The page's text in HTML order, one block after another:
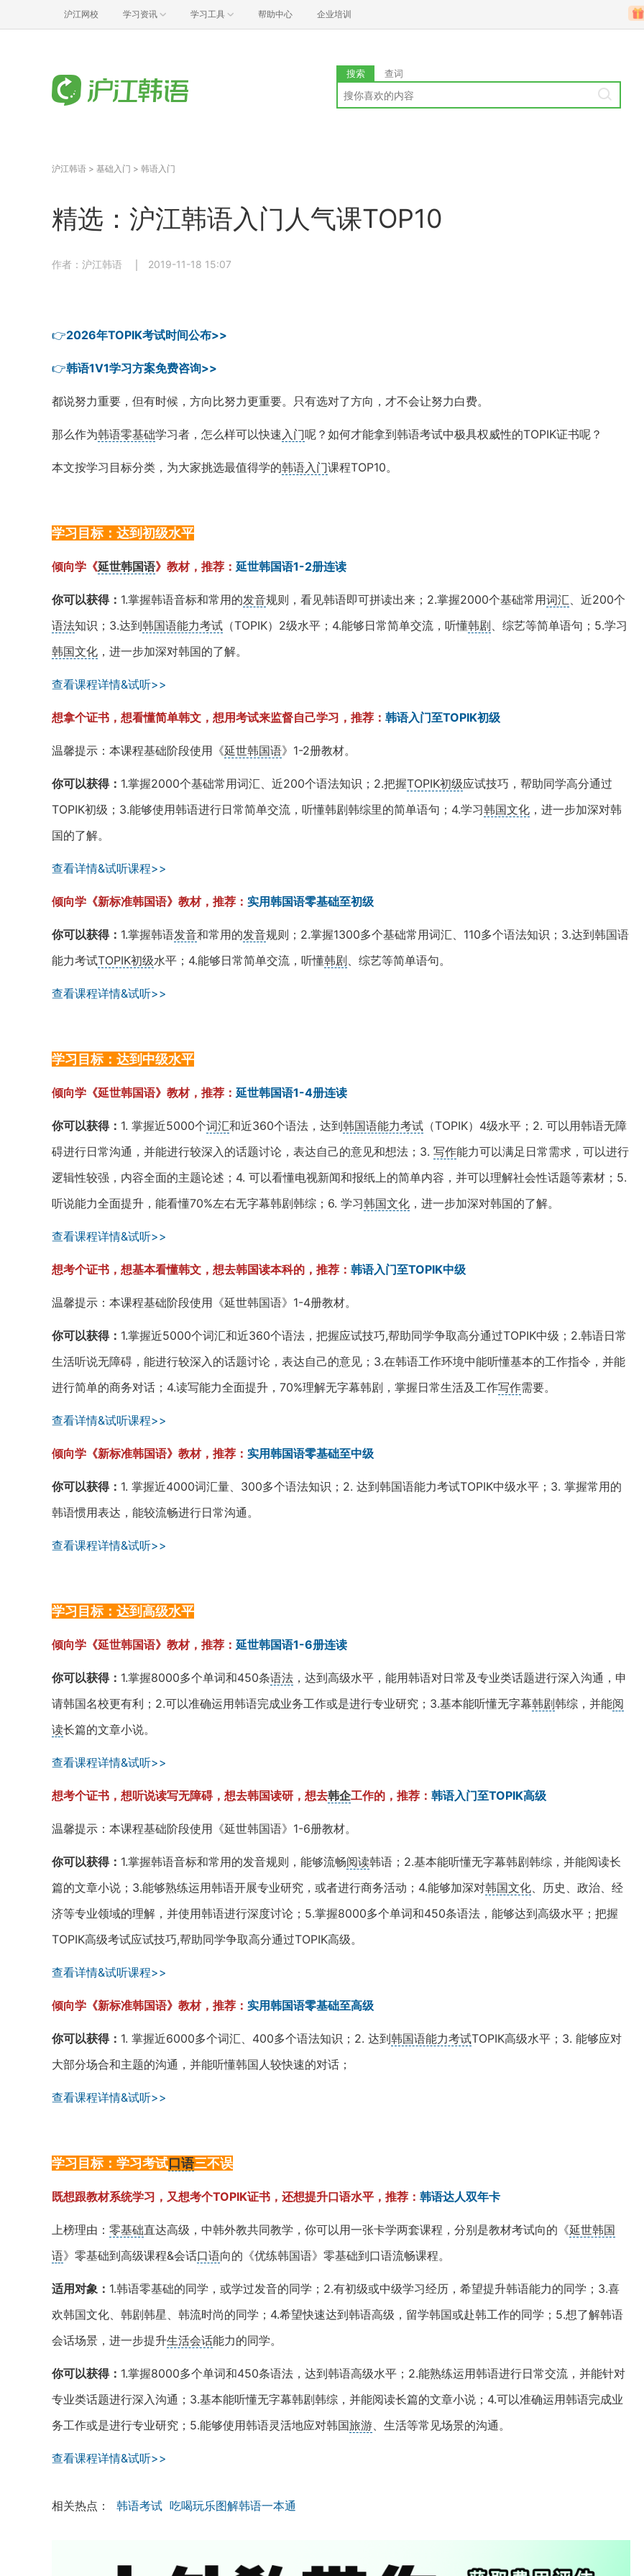
沪江网校 学习资讯 学习工具 帮助中心 企业培训
搜索 查词
沪江韩语 > 基础入门 > 韩语入门
精选：沪江韩语入门人气课TOP10
作者：沪江韩语 2019-11-18 15:07
👉2026年TOPIK考试时间公布>>
👉韩语1V1学习方案免费咨询>>
都说努力重要，但有时候，方向比努力更重要。只有选对了方向，才不会让努力白费。
那么作为韩语零基础学习者，怎么样可以快速入门呢？如何才能拿到韩语考试中极具权威性的TOPIK证书呢？
本文按学习目标分类，为大家挑选最值得学的韩语入门课程TOP10。
学习目标：达到初级水平
倾向学《延世韩国语》教材，推荐： 延世韩国语1-2册连读
你可以获得： 1.掌握韩语音标和常用的发音规则，看见韩语即可拼读出来；2.掌握2000个基础常用词汇、近200个
语法知识；3.达到韩国语能力考试 （TOPIK）2级水平；4.能够日常简单交流，听懂韩剧、综艺等简单语句；5.学习
韩国文化 ，进一步加深对韩国的了解。
查看课程详情&试听>>
想拿个证书，想看懂简单韩文，想用考试来监督自己学习，推荐： 韩语入门至TOPIK初级
温馨提示：本课程基础阶段使用《延世韩国语》1-2册教材。
你可以获得： 1.掌握2000个基础常用词汇、近200个语法知识；2.把握TOPIK初级应试技巧，帮助同学高分通过
TOPIK初级；3.能够使用韩语进行日常简单交流，听懂韩剧韩综里的简单语句；4.学习韩国文化 ，进一步加深对韩
国的了解。
查看详情&试听课程>>
倾向学《新标准韩国语》教材，推荐： 实用韩国语零基础至初级
你可以获得： 1.掌握韩语发音和常用的发音规则；2.掌握1300多个基础常用词汇、110多个语法知识；3.达到韩国语
能力考试TOPIK初级水平；4.能够日常简单交流，听懂韩剧、综艺等简单语句。
查看课程详情&试听>>
学习目标：达到中级水平
倾向学《延世韩国语》教材，推荐： 延世韩国语1-4册连读
你可以获得： 1. 掌握近5000个词汇和近360个语法，达到韩国语能力考试 （TOPIK）4级水平；2. 可以用韩语无障
碍进行日常沟通，并能进行较深入的话题讨论，表达自己的意见和想法；3. 写作能力可以满足日常需求，可以进行
逻辑性较强，内容全面的主题论述；4. 可以看懂电视新闻和报纸上的简单内容，并可以理解社会性话题等素材；5.
听说能力全面提升，能看懂70%左右无字幕韩剧韩综；6. 学习韩国文化 ，进一步加深对韩国的了解。
查看课程详情&试听>>
想考个证书，想基本看懂韩文，想去韩国读本科的，推荐： 韩语入门至TOPIK中级
温馨提示：本课程基础阶段使用《延世韩国语》1-4册教材。
你可以获得： 1.掌握近5000个词汇和近360个语法，把握应试技巧,帮助同学争取高分通过TOPIK中级；2.韩语日常
生活听说无障碍，能进行较深入的话题讨论，表达自己的意见；3.在韩语工作环境中能听懂基本的工作指令，并能
进行简单的商务对话；4.读写能力全面提升，70%理解无字幕韩剧，掌握日常生活及工作写作需要。
查看详情&试听课程>>
倾向学《新标准韩国语》教材，推荐： 实用韩国语零基础至中级
你可以获得： 1. 掌握近4000词汇量、300多个语法知识；2. 达到韩国语能力考试TOPIK中级水平；3. 掌握常用的
韩语惯用表达，能较流畅进行日常沟通。
查看课程详情&试听>>
学习目标：达到高级水平
倾向学《延世韩国语》教材，推荐： 延世韩国语1-6册连读
你可以获得： 1.掌握8000多个单词和450条语法 ，达到高级水平，能用韩语对日常及专业类话题进行深入沟通，申
请韩国名校更有利；2.可以准确运用韩语完成业务工作或是进行专业研究；3.基本能听懂无字幕韩剧韩综，并能阅
读长篇的文章小说。
查看课程详情&试听>>
想考个证书，想听说读写无障碍，想去韩国读研，想去韩企工作的，推荐： 韩语入门至TOPIK高级
温馨提示：本课程基础阶段使用《延世韩国语》1-6册教材。
你可以获得： 1.掌握韩语音标和常用的发音规则，能够流畅阅读韩语；2.基本能听懂无字幕韩剧韩综，并能阅读长
篇的文章小说；3.能够熟练运用韩语开展专业研究，或者进行商务活动；4.能够加深对韩国文化、历史、政治、经
济等专业领域的理解，并使用韩语进行深度讨论；5.掌握8000多个单词和450条语法，能够达到高级水平；把握
TOPIK高级考试应试技巧,帮助同学争取高分通过TOPIK高级。
查看详情&试听课程>>
倾向学《新标准韩国语》教材，推荐： 实用韩国语零基础至高级
你可以获得： 1. 掌握近6000多个词汇、400多个语法知识；2. 达到韩国语能力考试TOPIK高级水平；3. 能够应对
大部分场合和主题的沟通，并能听懂韩国人较快速的对话；
查看课程详情&试听>>
学习目标：学习考试口语三不误
既想跟教材系统学习，又想考个TOPIK证书，还想提升口语水平，推荐： 韩语达人双年卡
上榜理由： 零基础直达高级，中韩外教共同教学，你可以用一张卡学两套课程，分别是教材考试向的《延世韩国
语》零基础到高级课程&会话口语向的《优练韩国语》 零基础到口语流畅课程。
适用对象： 1.韩语零基础的同学，或学过发音的同学；2.有初级或中级学习经历，希望提升韩语能力的同学；3.喜
欢韩国文化、韩剧韩星、韩流时尚的同学；4.希望快速达到韩语高级，留学韩国或赴韩工作的同学；5.想了解韩语
会话场景，进一步提升生活会话能力的同学。
你可以获得： 1.掌握8000多个单词和450条语法，达到韩语高级水平；2.能熟练运用韩语进行日常交流，并能针对
专业类话题进行深入沟通；3.基本能听懂无字幕韩剧韩综，并能阅读长篇的文章小说；4.可以准确运用韩语完成业
务工作或是进行专业研究；5.能够使用韩语灵活地应对韩国旅游、生活等常见场景的沟通。
查看课程详情&试听>>
相关热点： 韩语考试 吃喝玩乐图解韩语一本通